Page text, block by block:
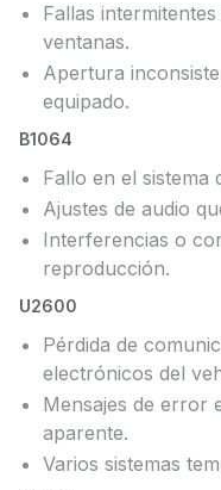
Fallas
ventanas.
Apertura
equipado.
B1064
Fallo en el sistema
Ajustes de audio
Interferencias o
reproducción.
U2600
Pérdida de
electrónicos del
Mensajes de error
aparente.
Varios sistemas